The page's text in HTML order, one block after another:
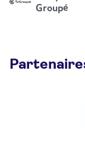
Groupé